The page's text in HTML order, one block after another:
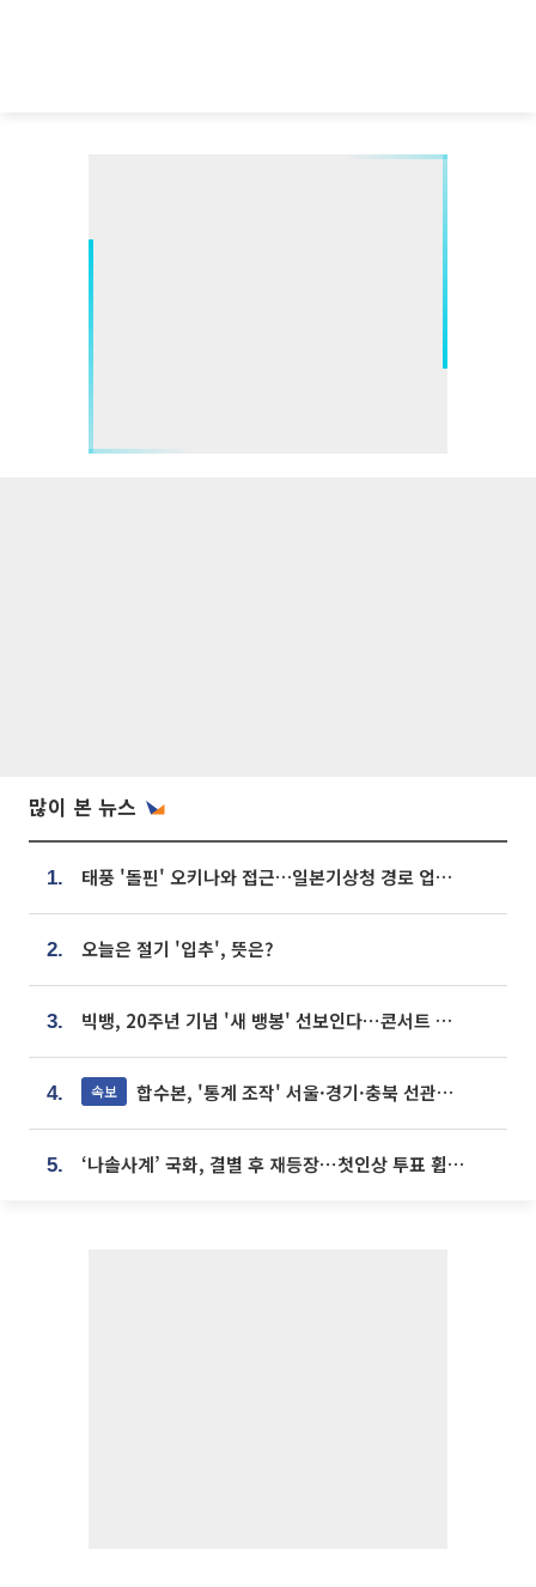
많이 본 뉴스
1. 태풍 '돌핀' 오키나와 접근…일본기상청 경로 업데이트
2. 오늘은 절기 '입추', 뜻은?
3. 빅뱅, 20주년 기념 '새 뱅봉' 선보인다⋯콘서트 앞두고 팝업 개최
4. 속보 합수본, '통계 조작' 서울·경기·충북 선관위 등 추가 압수수색
5. ‘나솔사계’ 국화, 결별 후 재등장⋯첫인상 투표 휩쓸고 ‘인기녀’ 등극